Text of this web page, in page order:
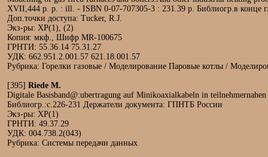
XVII,444 p. p. : ill. - ISBN 0-07-707305-3 : 231.39 р. Библиогр.в конце
Доп.точки доступа: Tucker, R.J.
Экз-ры: ХР(1), (2)
Копия: мкф., Шифр MR-100675
ГРНТИ: 55.36.14 75.31.27
УДК: 662.951.2.001.57 621.18.001.57
Рубрика: Горелки газовые / Моделирование Паровые котлы /
[395] Riede M.
Digitale Basisband@:ubertragung auf Minikoaxialkabeln in
Библиогр.:с.226-231 Держатели документа: ГПНТБ России
Экз-ры: ХР(1)
ГРНТИ: 49.37.29
УДК: 004.738.2(043)
Рубрика: Системы передачи данных